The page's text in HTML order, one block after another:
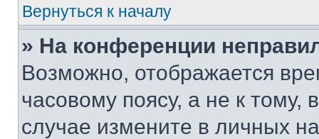
Вернуться к началу
» На конференции
Возможно, отображается
часовому поясу, а не к тому,
случае измените в личных